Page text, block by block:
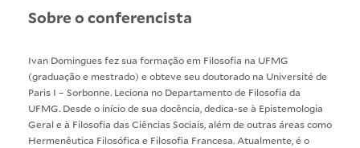
Sobre o conferencista
Ivan Domingues fez sua formação em Filosofia na UFMG
(graduação e mestrado) e obteve seu doutorado na Université de
Paris I – Sorbonne. Leciona no Departamento de Filosofia da
UFMG. Desde o início de sua docência, dedica-se à Epistemologia
Geral e à Filosofia das Ciências Sociais, além de outras áreas como
Hermenêutica Filosófica e Filosofia Francesa. Atualmente, é o